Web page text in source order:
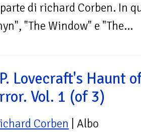
di richard Corben. In
"The Window" e "The...
Lovecraft's Haunt
Vol. 1 (of 3)
Corben | Albo